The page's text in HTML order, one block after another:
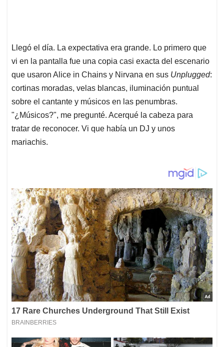
Llegó el día. La expectativa era grande. Lo primero que
vi en la pantalla fue una copia casi exacta del escenario
que usaron Alice in Chains y Nirvana en sus Unplugged:
cortinas moradas, velas blancas, iluminación puntual
sobre el cantante y músicos en las penumbras.
"¿Músicos?", me pregunté. Acerqué la cabeza para
tratar de reconocer. Vi que había un DJ y unos
mariachis.